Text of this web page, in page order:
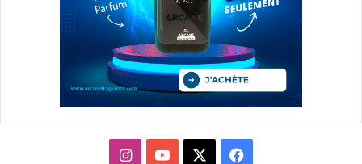
فيسبوك يوتيوبانستقرام